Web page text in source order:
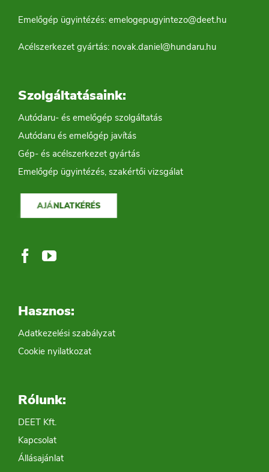
Emelőgép ügyintézés: emelogepugyintezo@deet.hu
Acélszerkezet gyártás: novak.daniel@hundaru.hu
Szolgáltatásaink:
Autódaru- és emelőgép szolgáltatás
Autódaru és emelőgép javítás
Gép- és acélszerkezet gyártás
Emelőgép ügyintézés, szakértői vizsgálat
AJÁNLATKÉRÉS
Hasznos:
Adatkezelési szabályzat
Cookie nyilatkozat
Rólunk:
DEET Kft.
Kapcsolat
Állásajánlat